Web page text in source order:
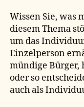
Wissen Sie, was
diesem Thema
um das
Einzelperson
mündige Bürger,
oder so
auch als